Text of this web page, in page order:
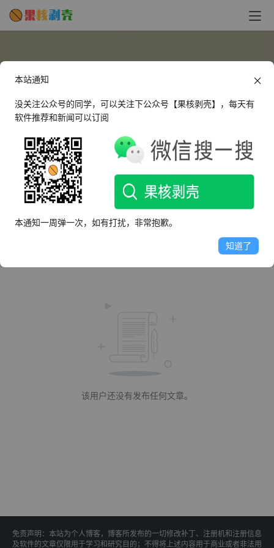
大眼
这个人很懒，什么都没有留下～
该用户还没有发布任何文章。
免责声明：本站为个人博客，博客所发布的一切修改补丁、注册机和注册信息
及软件的文章仅限用于学习和研究目的；不得将上述内容用于商业或者非法用
本站通知
没关注公众号的同学，可以关注下公众号【果核剥壳】，每天有
软件推荐和新闻可以订阅
本通知一周弹一次，如有打扰，非常抱歉。
知道了